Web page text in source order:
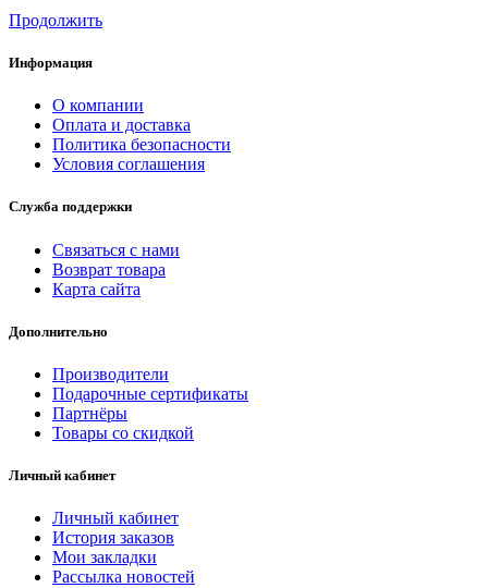
Продолжить
Информация
О компании
Оплата и доставка
Политика безопасности
Условия соглашения
Служба поддержки
Связаться с нами
Возврат товара
Карта сайта
Дополнительно
Производители
Подарочные сертификаты
Партнёры
Товары со скидкой
Личный кабинет
Личный кабинет
История заказов
Мои закладки
Рассылка новостей